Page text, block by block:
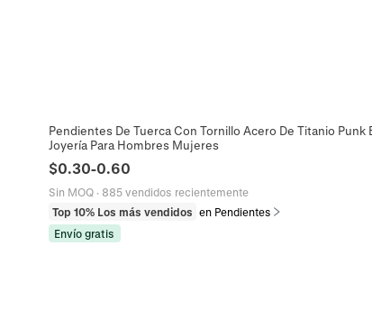
Pendientes De Tuerca Con Tornillo Acero De Titanio
Joyería Para Hombres Mujeres
$0.30-0.60
Sin MOQ· 885 vendidos recientemente
Top 10% Los más vendidos en Pendientes
Envío gratis